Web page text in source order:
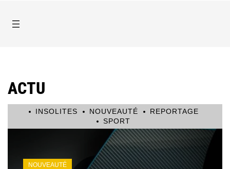
ACTU
INSOLITES NOUVEAUTÉ
REPORTAGE
SPORT
NOUVEAUTÉ